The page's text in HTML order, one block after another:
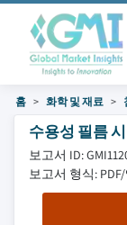
홈 화학 및 재료
수용성 필름
보고서 ID:
보고서 형식: